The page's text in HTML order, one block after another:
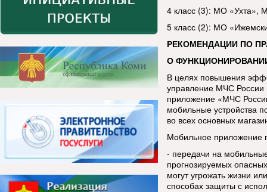
4 класс (3): МО «Ухта»,
5 класс (2): МО
РЕКОМЕНДАЦИИ ПО
О
В целях повышения
управление МЧС России
приложение «МЧС
мобильные устройства
во всех основных
Мобильное приложение
- передачи на
прогнозируемых
могут угрожать жизни
способах защиты с